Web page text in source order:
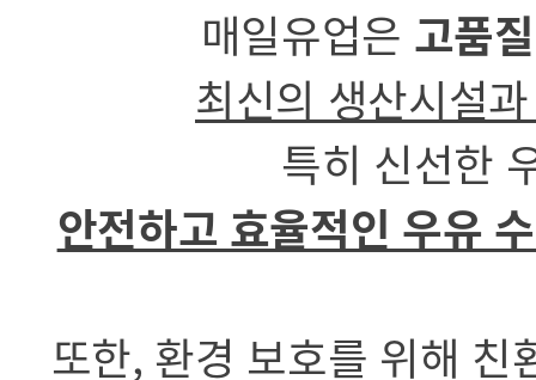
매일유업은 고품
최신의 생산시설
특히 신선한
안전하고 효율적인 우유
또한, 환경 보호를 위해